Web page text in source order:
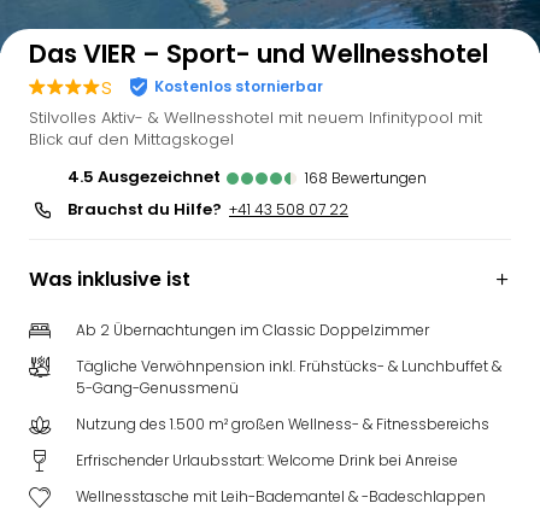
Das VIER – Sport- und Wellnesshotel
s Kostenlos stornierbar
Stilvolles Aktiv- & Wellnesshotel mit neuem Infinitypool mit
Blick auf den Mittagskogel
4.5
ausgezeichnet 168 Bewertungen
Brauchst du Hilfe? +41 43 508 07 22
Was inklusive ist
Ab 2 Übernachtungen im Classic Doppelzimmer
Tägliche Verwöhnpension inkl. Frühstücks- & Lunchbuffet &
5-Gang-Genussmenü
Nutzung des 1.500 m² großen Wellness- & Fitnessbereichs
Erfrischender Urlaubsstart: Welcome Drink bei Anreise
Wellnesstasche mit Leih-Bademantel & -Badeschlappen